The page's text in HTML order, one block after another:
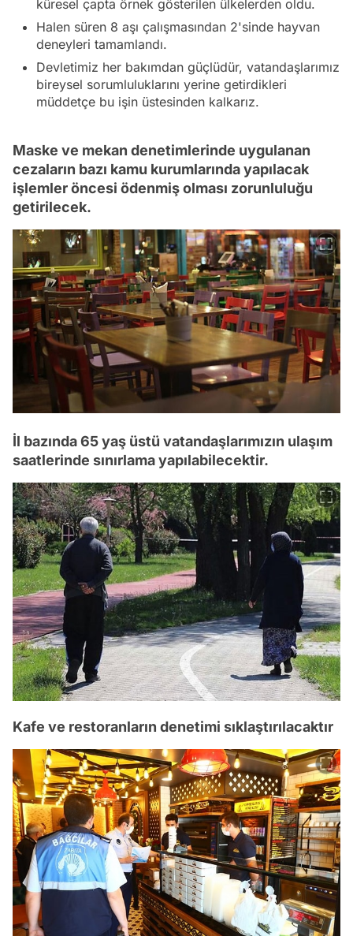
küresel çapta örnek gösterilen ülkelerden oldu.
Halen süren 8 aşı çalışmasından 2'sinde hayvan
deneyleri tamamlandı.
Devletimiz her bakımdan güçlüdür, vatandaşlarımız
bireysel sorumluluklarını yerine getirdikleri
müddetçe bu işin üstesinden kalkarız.
Maske ve mekan denetimlerinde uygulanan
cezaların bazı kamu kurumlarında yapılacak
işlemler öncesi ödenmiş olması zorunluluğu
getirilecek.
İl bazında 65 yaş üstü vatandaşlarımızın ulaşım
saatlerinde sınırlama yapılabilecektir.
Kafe ve restoranların denetimi sıklaştırılacaktır